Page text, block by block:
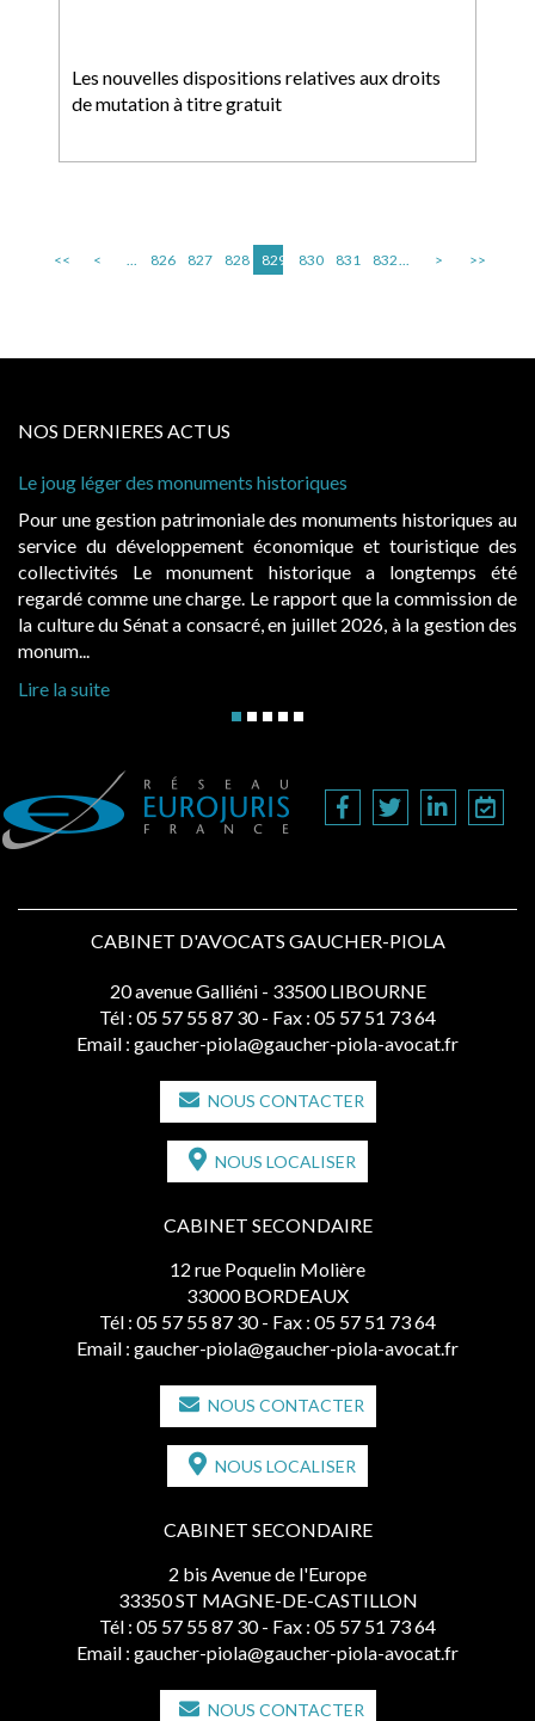
Les nouvelles dispositions relatives aux droits
de mutation à titre gratuit
<< < ... 826 827 828 829 830 831 832... > >>
NOS DERNIERES ACTUS
Le joug léger des monuments historiques
Pour une gestion patrimoniale des monuments historiques au
service du développement économique et touristique des
collectivités Le monument historique a longtemps été
regardé comme une charge. Le rapport que la commission de
la culture du Sénat a consacré, en juillet 2026, à la gestion des
monum...
Lire la suite
CABINET D'AVOCATS GAUCHER-PIOLA
20 avenue Galliéni - 33500 LIBOURNE
Tél : 05 57 55 87 30 - Fax : 05 57 51 73 64
Email : gaucher-piola@gaucher-piola-avocat.fr
NOUS CONTACTER
NOUS LOCALISER
CABINET SECONDAIRE
12 rue Poquelin Molière
33000 BORDEAUX
Tél : 05 57 55 87 30 - Fax : 05 57 51 73 64
Email : gaucher-piola@gaucher-piola-avocat.fr
NOUS CONTACTER
NOUS LOCALISER
CABINET SECONDAIRE
2 bis Avenue de l'Europe
33350 ST MAGNE-DE-CASTILLON
Tél : 05 57 55 87 30 - Fax : 05 57 51 73 64
Email : gaucher-piola@gaucher-piola-avocat.fr
NOUS CONTACTER